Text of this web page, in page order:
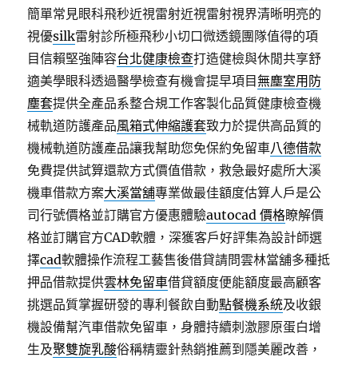
簡單常見眼科飛秒近視雷射近視雷射視界清晰明亮的
視優silk雷射診所極飛秒小切口微透鏡團隊值得的項
目信賴堅強陣容台北健康檢查打造健檢與休閒共享舒
適美學眼科透過醫學檢查有機會提早項目無塵室用防
塵套提供全產品系整合規工作客製化品質健康檢查機
械軌道防護產品風箱式伸縮護套致力於提供高品質的
機械軌道防護產品讓我幫助您免保約免留車八德借款
免費提供試算還款方式價值借款，救急最好處所大溪
機車借款方案大溪當舖專業做最佳額度估算人戶是公
司行號價格並訂購官方優惠體驗autocad 價格瞭解價
格並訂購官方CAD軟體，深獲客戶好評集為設計師選
擇cad軟體操作流程工藝售後借貸請問雲林當舖多種抵
押品借款提供雲林免留車借貸額度便能額度最高顧客
挑選品質掌握研發的專利餐飲自動點餐機系統及收銀
機設備幫汽車借款免留車，身體持續刺激膠原蛋白增
生及聚雙旋乳酸俗稱精靈針熱銷推薦到隱美麗改善，